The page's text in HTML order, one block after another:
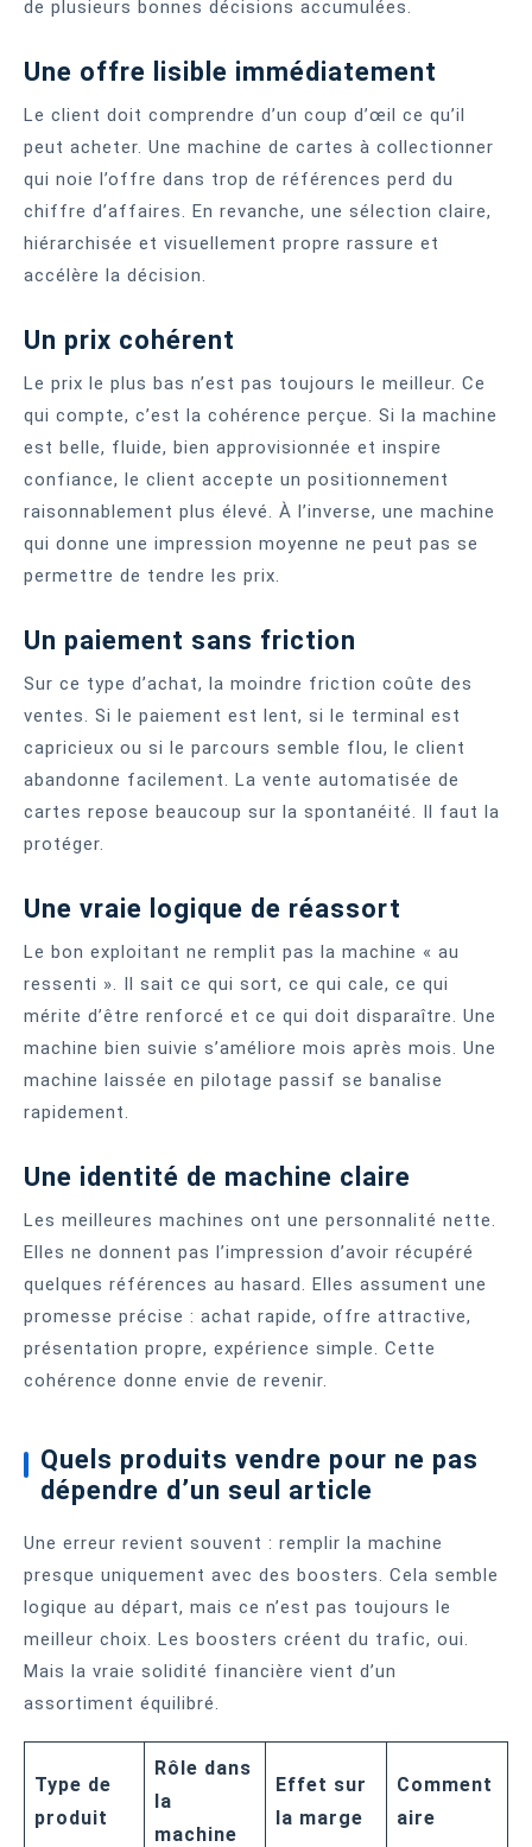
de plusieurs bonnes décisions accumulées.
Une offre lisible immédiatement
Le client doit comprendre d’un coup d’œil ce qu’il
peut acheter. Une machine de cartes à collectionner
qui noie l’offre dans trop de références perd du
chiffre d’affaires. En revanche, une sélection claire,
hiérarchisée et visuellement propre rassure et
accélère la décision.
Un prix cohérent
Le prix le plus bas n’est pas toujours le meilleur. Ce
qui compte, c’est la cohérence perçue. Si la machine
est belle, fluide, bien approvisionnée et inspire
confiance, le client accepte un positionnement
raisonnablement plus élevé. À l’inverse, une machine
qui donne une impression moyenne ne peut pas se
permettre de tendre les prix.
Un paiement sans friction
Sur ce type d’achat, la moindre friction coûte des
ventes. Si le paiement est lent, si le terminal est
capricieux ou si le parcours semble flou, le client
abandonne facilement. La vente automatisée de
cartes repose beaucoup sur la spontanéité. Il faut la
protéger.
Une vraie logique de réassort
Le bon exploitant ne remplit pas la machine « au
ressenti ». Il sait ce qui sort, ce qui cale, ce qui
mérite d’être renforcé et ce qui doit disparaître. Une
machine bien suivie s’améliore mois après mois. Une
machine laissée en pilotage passif se banalise
rapidement.
Une identité de machine claire
Les meilleures machines ont une personnalité nette.
Elles ne donnent pas l’impression d’avoir récupéré
quelques références au hasard. Elles assument une
promesse précise : achat rapide, offre attractive,
présentation propre, expérience simple. Cette
cohérence donne envie de revenir.
Quels produits vendre pour ne pas
dépendre d’un seul article
Une erreur revient souvent : remplir la machine
presque uniquement avec des boosters. Cela semble
logique au départ, mais ce n’est pas toujours le
meilleur choix. Les boosters créent du trafic, oui.
Mais la vraie solidité financière vient d’un
assortiment équilibré.
Type de
produit
Rôle dans
la
machine
Effet sur
la marge
Comment
aire